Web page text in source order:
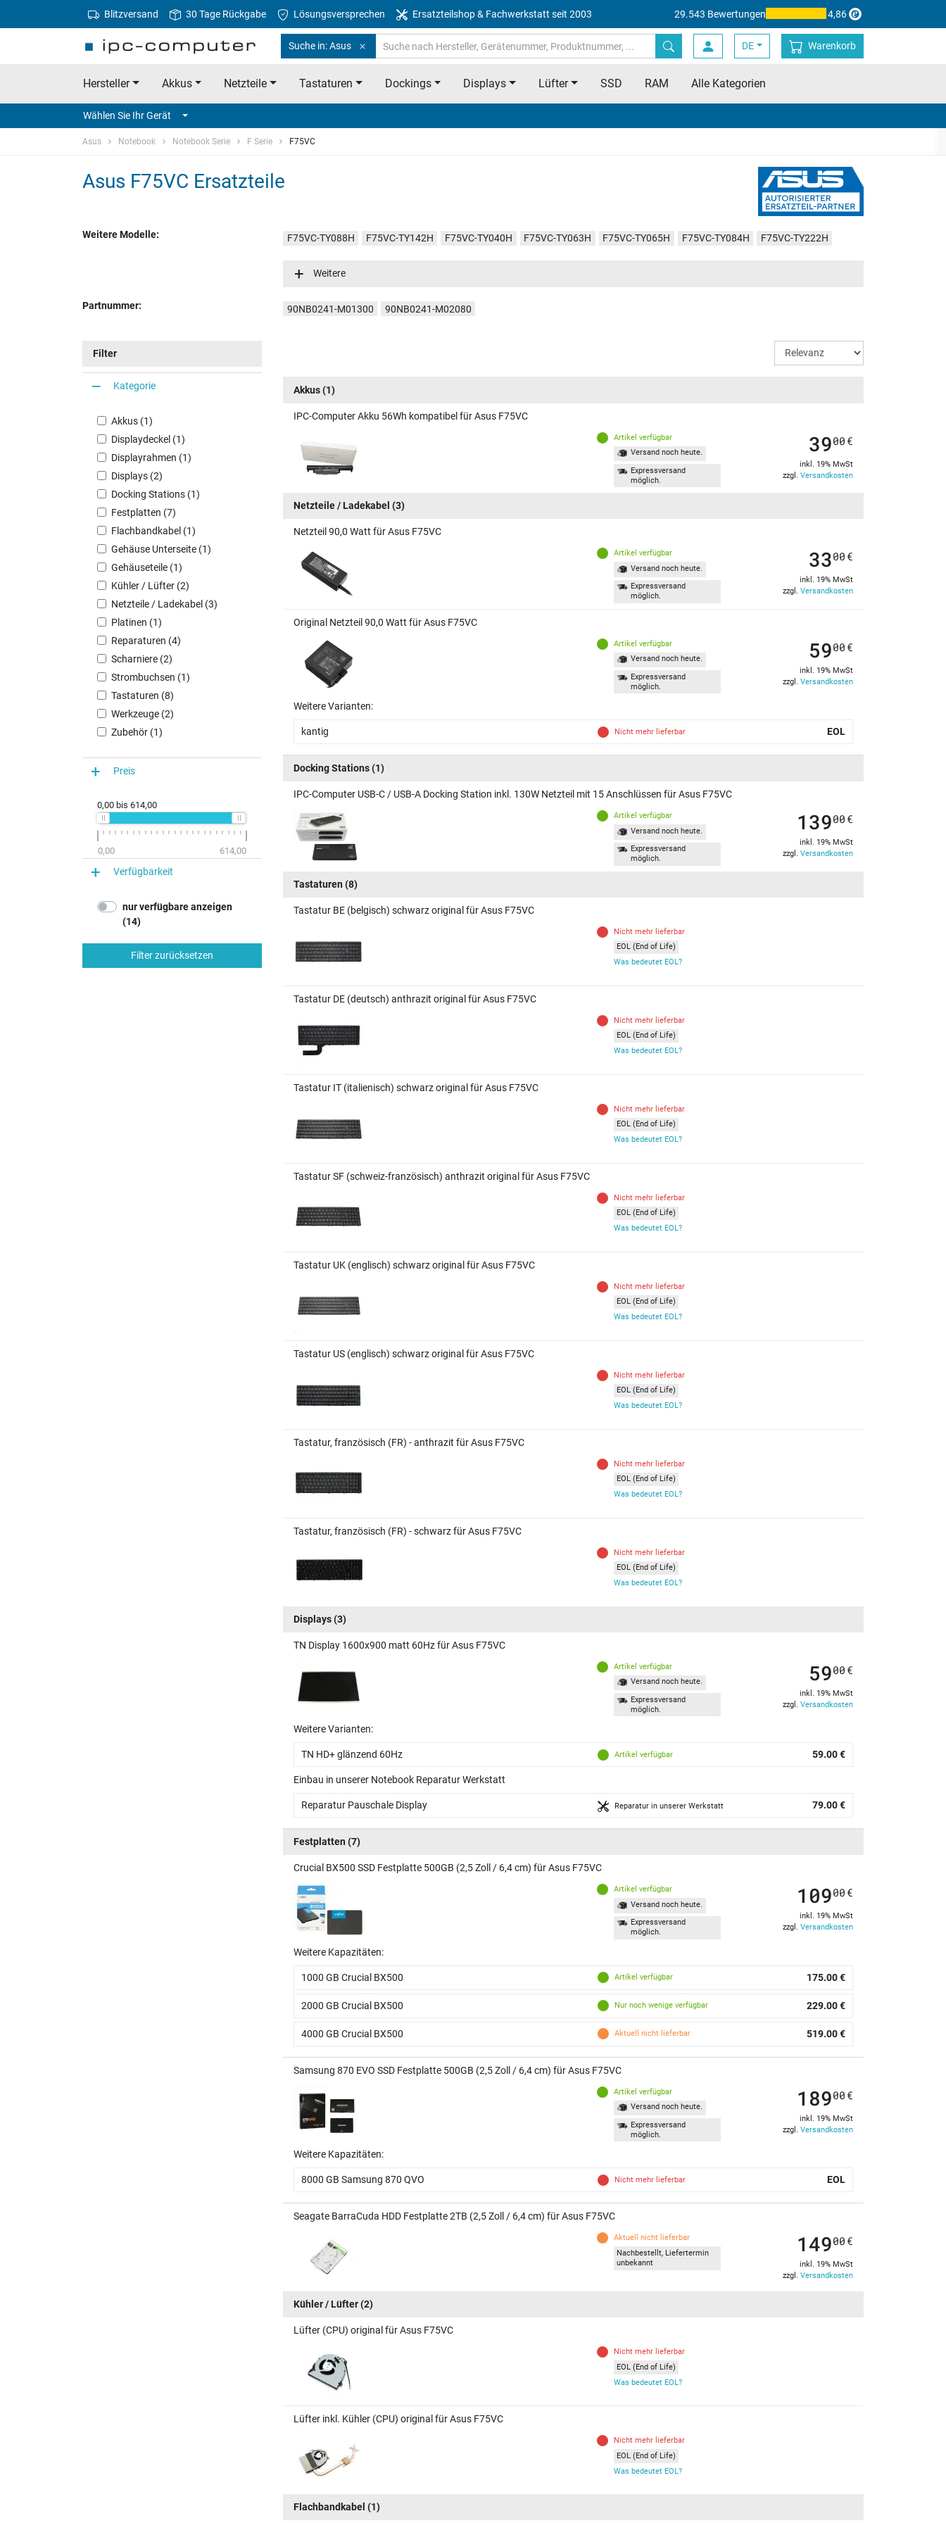
Blitzversand 30 Tage Rückgabe Lösungsversprechen Ersatzteilshop & Fachwerkstatt seit 2003 29.543 Bewertungen 4,86
Suche in: Asus DE Warenkorb
Hersteller Akkus Netzteile Tastaturen Dockings Displays Lüfter SSD RAM Alle Kategorien
Wählen Sie Ihr Gerät
Asus Notebook Notebook Serie F Serie F75VC
Asus F75VC Ersatzteile
Weitere Modelle: F75VC-TY088H F75VC-TY142H F75VC-TY040H F75VC-TY063H F75VC-TY065H F75VC-TY084H
F75VC-TY222H
Weitere
Partnummer: 90NB0241-M01300 90NB0241-M02080
Filter
Kategorie
Akkus (1)
Displaydeckel (1)
Displayrahmen (1)
Displays (2)
Docking Stations (1)
Festplatten (7)
Flachbandkabel (1)
Gehäuse Unterseite (1)
Gehäuseteile (1)
Kühler / Lüfter (2)
Netzteile / Ladekabel (3)
Platinen (1)
Reparaturen (4)
Scharniere (2)
Strombuchsen (1)
Tastaturen (8)
Werkzeuge (2)
Zubehör (1)
Preis
0,00 bis 614,00
0,00 614,00
Verfügbarkeit
nur verfügbare anzeigen
(14)
Filter zurücksetzen
Akkus(1)
IPC-Computer Akku 56Wh kompatibel für Asus F75VC
Artikel verfügbar
Versand noch heute.
Expressversand
möglich.
3900 €
inkl. 19% MwSt
zzgl. Versandkosten
Netzteile / Ladekabel (3)
Netzteil 90,0 Watt für Asus F75VC
Artikel verfügbar
Versand noch heute.
Expressversand
möglich.
3300 €
inkl. 19% MwSt
zzgl. Versandkosten
Original Netzteil 90,0 Watt für Asus F75VC
Artikel verfügbar
Versand noch heute.
Expressversand
möglich.
5900 €
inkl. 19% MwSt
zzgl. Versandkosten
Weitere Varianten:
kantig Nicht mehr lieferbar EOL
Docking Stations(1)
IPC-Computer USB-C / USB-A Docking Station inkl. 130W Netzteil mit 15 Anschlüssen für Asus F75VC
Artikel verfügbar
Versand noch heute.
Expressversand
möglich.
13900 €
inkl. 19% MwSt
zzgl. Versandkosten
Tastaturen (8)
Tastatur BE (belgisch) schwarz original für Asus F75VC
Nicht mehr lieferbar
EOL (End of Life)
Was bedeutet EOL?
Tastatur DE (deutsch) anthrazit original für Asus F75VC
Nicht mehr lieferbar
EOL (End of Life)
Was bedeutet EOL?
Tastatur IT (italienisch) schwarz original für Asus F75VC
Nicht mehr lieferbar
EOL (End of Life)
Was bedeutet EOL?
Tastatur SF (schweiz-französisch) anthrazit original für Asus F75VC
Nicht mehr lieferbar
EOL (End of Life)
Was bedeutet EOL?
Tastatur UK (englisch) schwarz original für Asus F75VC
Nicht mehr lieferbar
EOL (End of Life)
Was bedeutet EOL?
Tastatur US (englisch) schwarz original für Asus F75VC
Nicht mehr lieferbar
EOL (End of Life)
Was bedeutet EOL?
Tastatur, französisch (FR) - anthrazit für Asus F75VC
Nicht mehr lieferbar
EOL (End of Life)
Was bedeutet EOL?
Tastatur, französisch (FR) - schwarz für Asus F75VC
Nicht mehr lieferbar
EOL (End of Life)
Was bedeutet EOL?
Displays(3)
TN Display 1600x900 matt 60Hz für Asus F75VC
Artikel verfügbar
Versand noch heute.
Expressversand
möglich.
5900 €
inkl. 19% MwSt
zzgl. Versandkosten
Weitere Varianten:
TN HD+ glänzend 60Hz Artikel verfügbar 59.00 €
Einbau in unserer Notebook Reparatur Werkstatt
Reparatur Pauschale Display Reparatur in unserer Werkstatt 79.00 €
Festplatten (7)
Crucial BX500 SSD Festplatte 500GB (2,5 Zoll / 6,4 cm) für Asus F75VC
Artikel verfügbar
Versand noch heute.
Expressversand
möglich.
10900 €
inkl. 19% MwSt
zzgl. Versandkosten
Weitere Kapazitäten:
1000 GB Crucial BX500 Artikel verfügbar 175.00 €
2000 GB Crucial BX500 Nur noch wenige verfügbar 229.00 €
4000 GB Crucial BX500 Aktuell nicht lieferbar 519.00 €
Samsung 870 EVO SSD Festplatte 500GB (2,5 Zoll / 6,4 cm) für Asus F75VC
Artikel verfügbar
Versand noch heute.
Expressversand
möglich.
18900 €
inkl. 19% MwSt
zzgl. Versandkosten
Weitere Kapazitäten:
8000 GB Samsung 870 QVO Nicht mehr lieferbar EOL
Seagate BarraCuda HDD Festplatte 2TB (2,5 Zoll / 6,4 cm) für Asus F75VC
Aktuell nicht lieferbar
Nachbestellt, Liefertermin
unbekannt
14900 €
inkl. 19% MwSt
zzgl. Versandkosten
Kühler / Lüfter(2)
Lüfter (CPU) original für Asus F75VC
Nicht mehr lieferbar
EOL (End of Life)
Was bedeutet EOL?
Lüfter inkl. Kühler (CPU) original für Asus F75VC
Nicht mehr lieferbar
EOL (End of Life)
Was bedeutet EOL?
Flachbandkabel (1)